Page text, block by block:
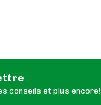
conseils et plus encore!